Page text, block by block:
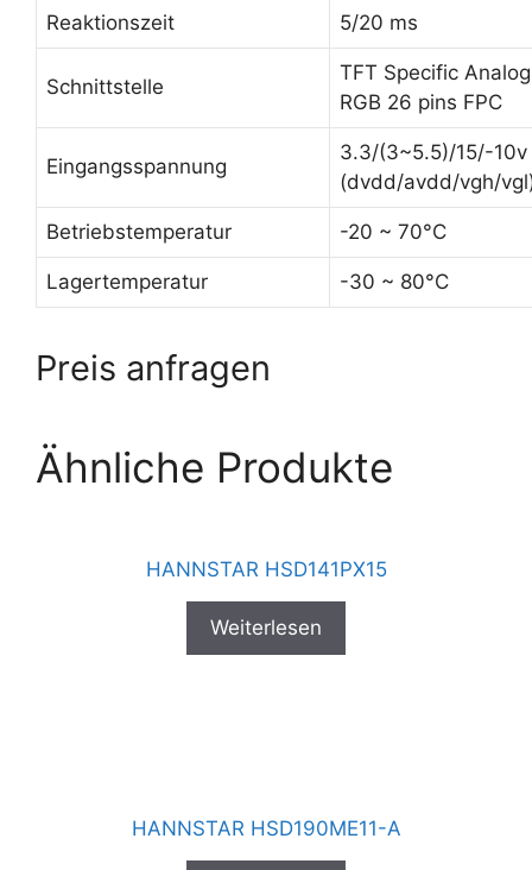
Reaktionszeit 5/20 ms
Schnittstelle
TFT Specific Analog
RGB 26 pins FPC
Eingangsspannung
3.3/(3~5.5)/15/-10v
(dvdd/avdd/vgh/
Betriebstemperatur -20 ~ 70°C
Lagertemperatur -30 ~ 80°C
Preis anfragen
Ähnliche Produkte
HANNSTAR HSD141PX15
Weiterlesen
HANNSTAR HSD190ME11-A